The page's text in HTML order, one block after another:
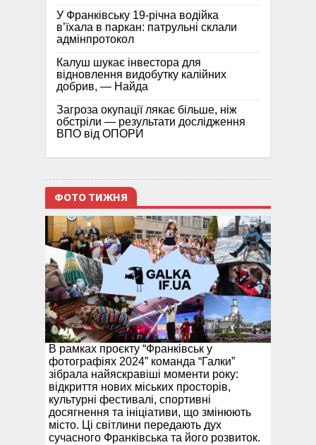
У Франківську 19-річна водійка
в’їхала в паркан: патрульні склали
адмінпротокол
Калуш шукає інвестора для
відновлення видобутку калійних
добрив, — Найда
Загроза окупації лякає більше, ніж
обстріли — результати дослідження
ВПО від ОПОРИ
ФОТО ТИЖНЯ
В рамках проєкту “Франківськ у
фотографіях 2024” команда “Галки”
зібрала найяскравіші моменти року:
відкриття нових міських просторів,
культурні фестивалі, спортивні
досягнення та ініціативи, що змінюють
місто. Ці світлини передають дух
сучасного Франківська та його розвиток.